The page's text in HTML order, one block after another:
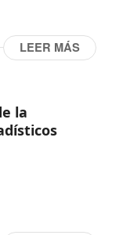
LEER MÁS
la